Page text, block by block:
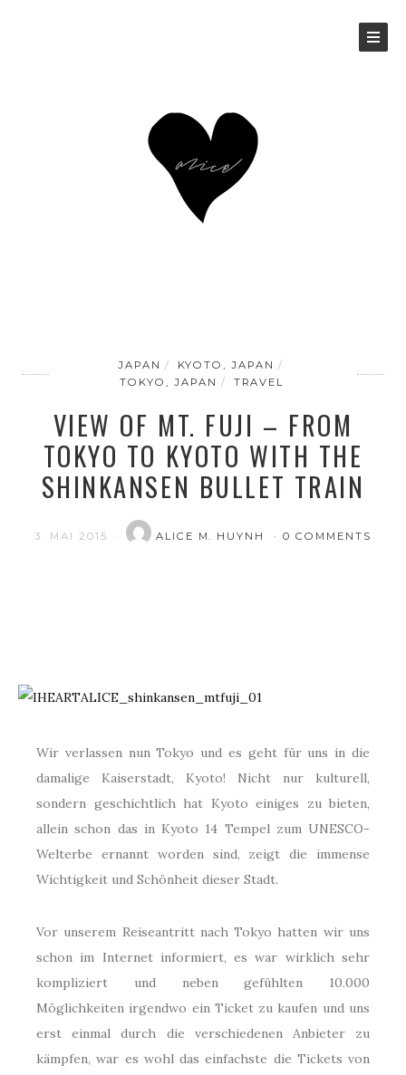
JAPAN
KYOTO, JAPAN
TOKYO, JAPAN
TRAVEL
VIEW OF MT. FUJI – FROM
TOKYO TO KYOTO WITH THE
SHINKANSEN BULLET TRAIN
3. MAI 2015 ALICE M. HUYNH 0 COMMENTS
Wir verlassen nun Tokyo und es geht für uns in die
damalige Kaiserstadt, Kyoto! Nicht nur kulturell,
sondern geschichtlich hat Kyoto einiges zu bieten,
allein schon das in Kyoto 14 Tempel zum UNESCO-
Welterbe ernannt worden sind, zeigt die immense
Wichtigkeit und Schönheit dieser Stadt.
Vor unserem Reiseantritt nach Tokyo hatten wir uns
schon im Internet informiert, es war wirklich sehr
kompliziert und neben gefühlten 10.000
Möglichkeiten irgendwo ein Ticket zu kaufen und uns
erst einmal durch die verschiedenen Anbieter zu
kämpfen, war es wohl das einfachste die Tickets von